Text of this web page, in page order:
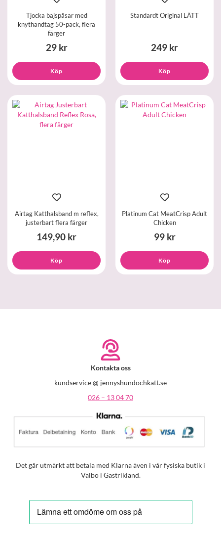
Tjocka bajspåsar med
knythandtag 50-pack, flera
färger
29 kr
Köp
Standardt Original LÄTT
249 kr
Köp
Airtag Katthalsband m reflex,
justerbart flera färger
149,90 kr
Köp
Platinum Cat MeatCrisp Adult
Chicken
99 kr
Köp
Kontakta oss
kundservice @ jennyshundochkatt.se
026 – 13 04 70
Det går utmärkt att betala med Klarna även i vår fysiska butik i
Valbo i Gästrikland.